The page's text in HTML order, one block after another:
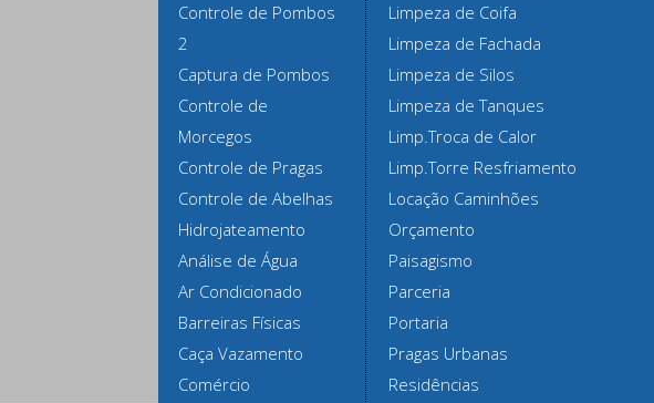
Controle de Pombos
2
Captura de Pombos
Controle de
Morcegos
Controle de Pragas
Controle de Abelhas
Hidrojateamento
Análise de Água
Ar Condicionado
Barreiras Físicas
Caça Vazamento
Comércio
Limpeza de Coifa
Limpeza de Fachada
Limpeza de Silos
Limpeza de Tanques
Limp.Troca de Calor
Limp.Torre Resfriamento
Locação Caminhões
Orçamento
Paisagismo
Parceria
Portaria
Pragas Urbanas
Residências